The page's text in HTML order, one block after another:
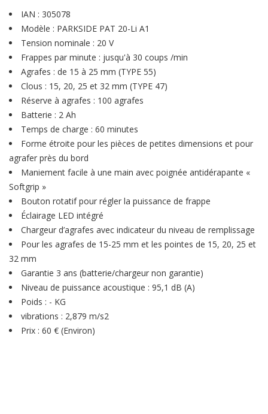
IAN : 305078
Modèle : PARKSIDE PAT 20-Li A1
Tension nominale : 20 V
Frappes par minute : jusqu'à 30 coups /min
Agrafes : de 15 à 25 mm (TYPE 55)
Clous : 15, 20, 25 et 32 mm (TYPE 47)
Réserve à agrafes : 100 agrafes
Batterie : 2 Ah
Temps de charge : 60 minutes
Forme étroite pour les pièces de petites dimensions et pour
agrafer près du bord
Maniement facile à une main avec poignée antidérapante «
Softgrip »
Bouton rotatif pour régler la puissance de frappe
Éclairage LED intégré
Chargeur d’agrafes avec indicateur du niveau de remplissage
Pour les agrafes de 15-25 mm et les pointes de 15, 20, 25 et
32 mm
Garantie 3 ans (batterie/chargeur non garantie)
Niveau de puissance acoustique : 95,1 dB (A)
Poids : - KG
vibrations : 2,879 m/s2
Prix : 60 € (Environ)